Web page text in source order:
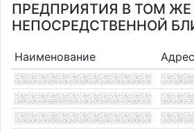
ПРЕДПРИЯТИЯ В ТОМ
НЕПОСРЕДСТВЕННОЙ
Наименование Адрес